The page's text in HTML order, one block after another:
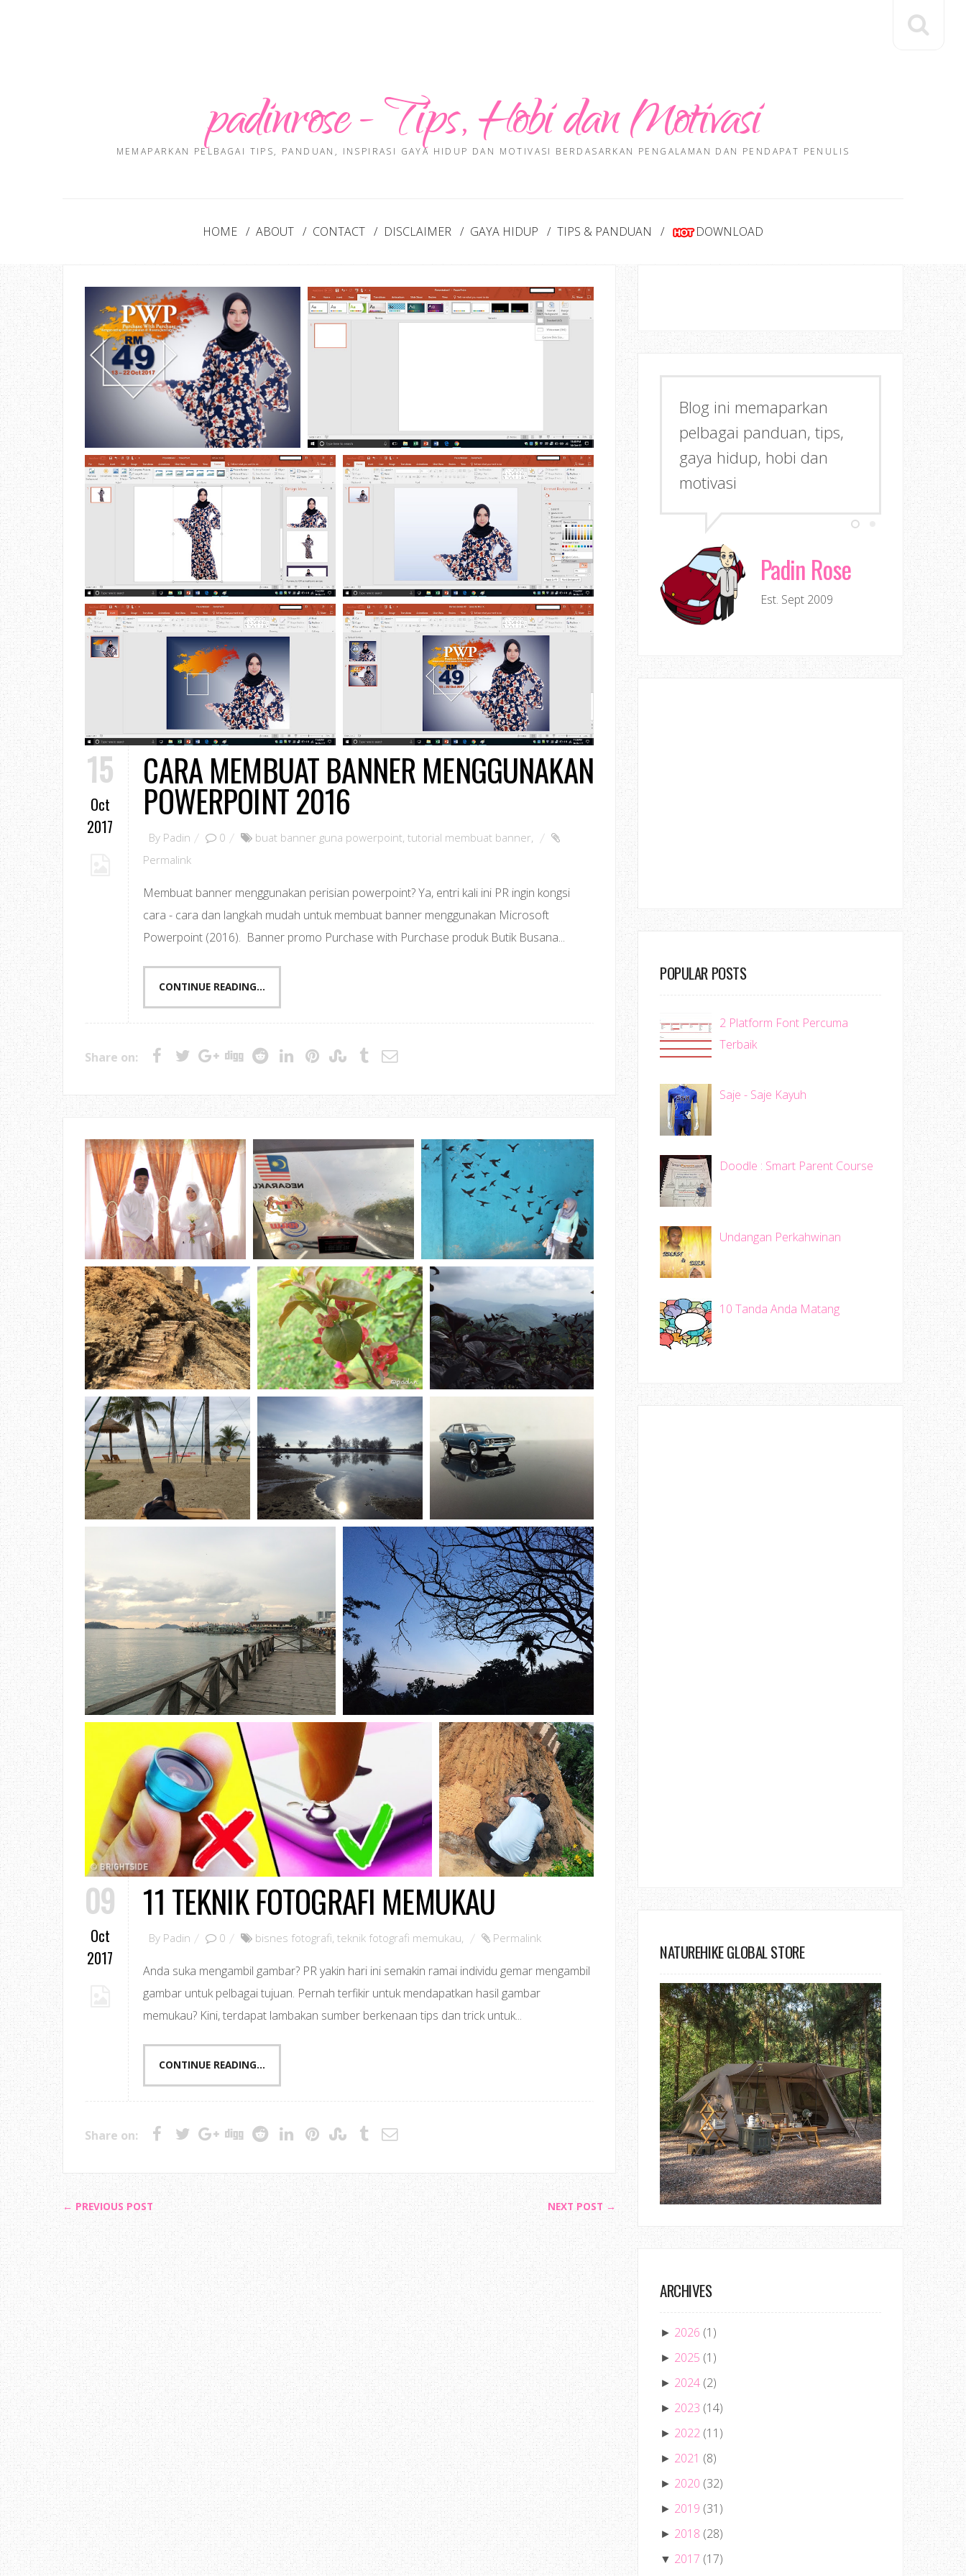
padinrose - Tips, Hobi dan Motivasi
MEMAPARKAN PELBAGAI TIPS, PANDUAN, INSPIRASI GAYA HIDUP DAN MOTIVASI BERDASARKAN PENGALAMAN DAN PENDAPAT PENULIS
HOME ABOUT CONTACT DISCLAIMER GAYA HIDUP TIPS & PANDUAN DOWNLOAD
15
Oct
2017
CARA MEMBUAT BANNER MENGGUNAKAN
POWERPOINT 2016
By Padin 0 buat banner guna powerpoint,tutorial membuat banner,
Permalink
Membuat banner menggunakan perisian powerpoint? Ya, entri kali ini PR ingin kongsi
cara - cara dan langkah mudah untuk membuat banner menggunakan Microsoft
Powerpoint (2016). Banner promo Purchase with Purchase produk Butik Busana...
CONTINUE READING...
Share on:
09
Oct
2017
11 TEKNIK FOTOGRAFI MEMUKAU
By Padin 0 bisnes fotografi,teknik fotografi memukau, Permalink
Anda suka mengambil gambar? PR yakin hari ini semakin ramai individu gemar mengambil
gambar untuk pelbagai tujuan. Pernah terfikir untuk mendapatkan hasil gambar
memukau? Kini, terdapat lambakan sumber berkenaan tips dan trick untuk...
CONTINUE READING...
Share on:
← PREVIOUS POST NEXT POST →
Blog ini memaparkan
pelbagai panduan, tips,
gaya hidup, hobi dan
motivasi
Padin Rose
Est. Sept 2009
POPULAR POSTS
2 Platform Font Percuma
Terbaik
Saje - Saje Kayuh
Doodle : Smart Parent Course
Undangan Perkahwinan
10 Tanda Anda Matang
NATUREHIKE GLOBAL STORE
ARCHIVES
► 2026 (1)
► 2025 (1)
► 2024 (2)
► 2023 (14)
► 2022 (11)
► 2021 (8)
► 2020 (32)
► 2019 (31)
► 2018 (28)
▼ 2017 (17)